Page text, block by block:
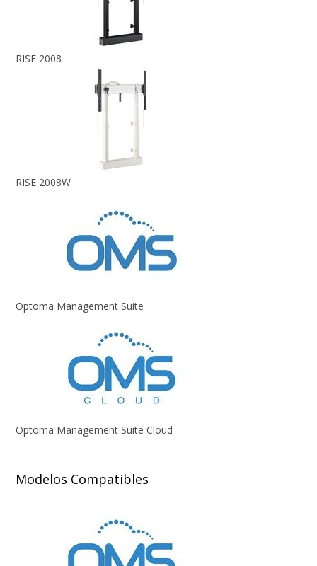
RISE 2008
RISE 2008W
Optoma Management Suite
Optoma Management Suite Cloud
Modelos Compatibles